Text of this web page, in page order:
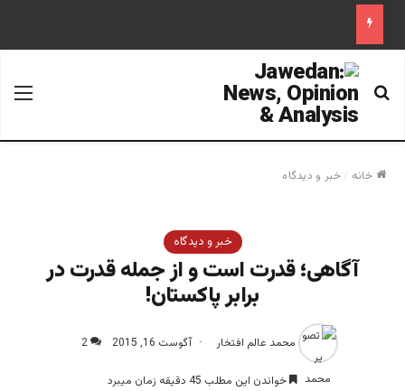
جستجو برای
خانه /خبر و دیدگاه
خبر و دیدگاه
آگاهی؛ قدرت است و از جمله قدرت در
برابر پاکستان!
محمد عالم افتخار آگوست 16, 2015 2
خواندن این مطلب 45 دقیقه زمان میبرد